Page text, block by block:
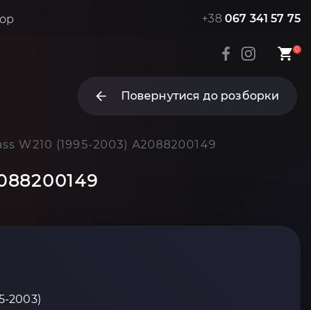
+38 067 341 57 75
0
Повернутися до розборки
W210 (1995-2003) A2088200149
2003)